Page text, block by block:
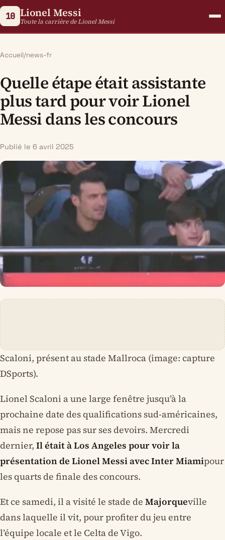
10 Lionel Messi
Toute la carrière de Lionel Messi
Accueil/news-fr
Quelle étape était assistante
plus tard pour voir Lionel
Messi dans les concours
Publié le 6 avril 2025
Scaloni, présent au stade Mallroca (image: capture
DSports).
Lionel Scaloni a une large fenêtre jusqu’à la
prochaine date des qualifications sud-américaines,
mais ne repose pas sur ses devoirs. Mercredi
dernier, Il était à Los Angeles pour voir la
présentation de Lionel Messi avec Inter Miamipour
les quarts de finale des concours.
Et ce samedi, il a visité le stade de Majorqueville
dans laquelle il vit, pour profiter du jeu entre
l’équipe locale et le Celta de Vigo.